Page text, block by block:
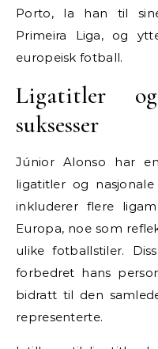
Porto, la han til
Primeira Liga, og
europeisk fotball.
Ligatitler
suksesser
Júnior Alonso har
ligatitler og
inkluderer flere
Europa, noe som
ulike fotballstiler.
forbedret hans
bidratt til den
representerte.